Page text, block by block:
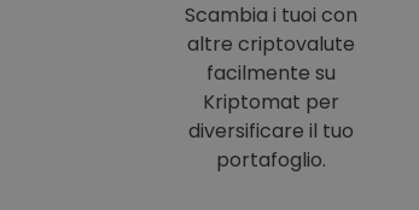
Scambia i tuoi con
altre criptovalute
facilmente su
Kriptomat per
diversificare il tuo
portafoglio.